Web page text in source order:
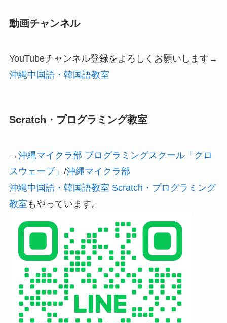
動画チャンネル
YouTubeチャンネル登録をよろしくお願いします→
沖縄中国語・韓国語教室
Scratch・プログラミング教室
→沖縄マイクラ部 プログラミングスクール「クロ
スウェーブ」 /沖縄マイクラ部
沖縄中国語・韓国語教室 Scratch・プログラミング
教室 もやっています。